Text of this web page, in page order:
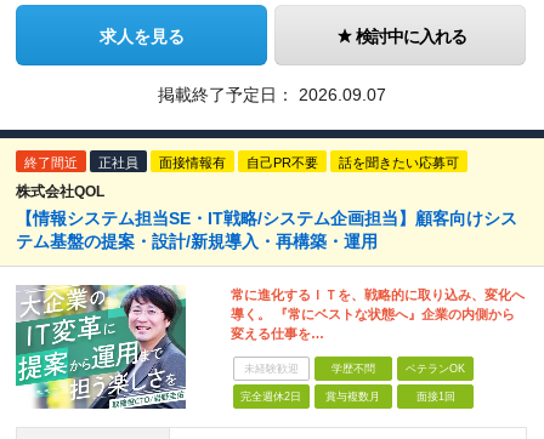
求人を見る 検討中に入れる
掲載終了予定日： 2026.09.07
終了間近 正社員 面接情報有 自己PR不要 話を聞きたい応募可
株式会社QOL
【情報システム担当SE・IT戦略/システム企画担当】顧客向けシス
テム基盤の提案・設計/新規導入・再構築・運用
常に進化するＩＴを、戦略的に取り込み、変化へ
導く。 『常にベストな状態へ』企業の内側から
変える仕事を…
未経験歓迎 学歴不問 ベテランOK
完全週休2日 賞与複数月 面接1回